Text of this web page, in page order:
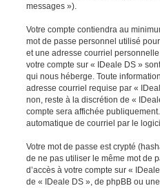
messages »).
Votre compte contiendra au
mot de passe personnel utilisé
et une adresse courriel
votre compte sur « IDeale DS »
qui nous héberge. Toute
adresse courriel requise par «
non, reste à la discrétion de «
compte sera affichée
automatique de courriel par le
Votre mot de passe est crypté
de ne pas utiliser le même mot de
d’accès à votre compte sur «
de « IDeale DS », de phpBB ou